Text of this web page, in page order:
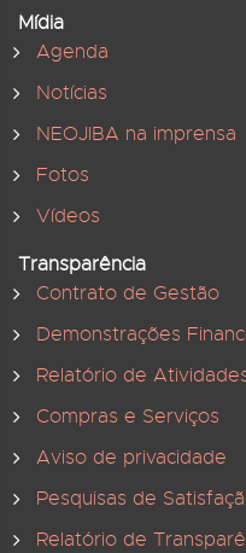
Mídia
Agenda
Notícias
NEOJIBA na imprensa
Fotos
Vídeos
Transparência
Contrato de Gestão
Demonstrações
Relatório de
Compras e Serviços
Aviso de privacidade
Pesquisas de
Relatório de